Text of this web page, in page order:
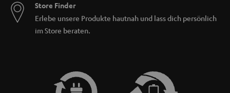
Store Finder
Erlebe unsere Produkte hautnah und lass dich persönlich
im Store beraten.